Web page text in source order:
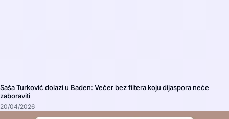
Saša Turković dolazi u Baden: Večer bez filtera koju dijaspora neće
zaboraviti
20/04/2026